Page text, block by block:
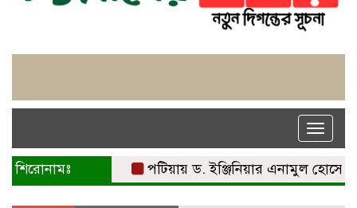
Toggle
শিরোনামঃ পটিয়ায় ড. ইঞ্জিনিয়ার এনামুল হোসেনকে